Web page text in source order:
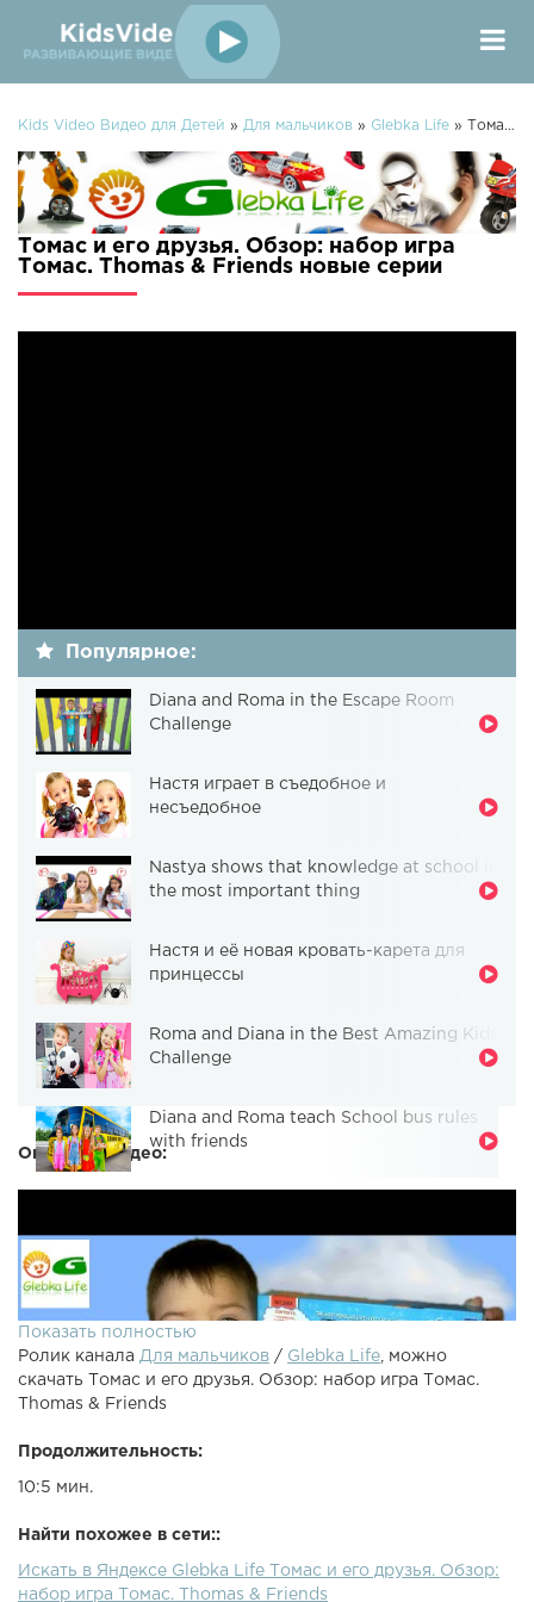
Kids Video Видео для Детей » Для мальчиков » Glebka Life » Томас и его друзья. Обзор: набор игра Томас. Thomas & Friends
Томас и его друзья. Обзор: набор игра
Томас. Thomas & Friends новые серии
Популярное:
Diana and Roma in the Escape Room
Challenge
Настя играет в съедобное и
несъедобное
Nastya shows that knowledge at school is
the most important thing
Настя и её новая кровать-карета для
принцессы
Roma and Diana in the Best Amazing Kids
Challenge
Diana and Roma teach School bus rules
with friends
Описание видео:
Томас и его друзья. Обзор: набор игра Томас.Открываем
Показать полностью
Ролик канала Для мальчиков / Glebka Life , можно
скачать Томас и его друзья. Обзор: набор игра Томас.
Thomas & Friends
Продолжительность:
10:5 мин.
Найти похожее в сети::
Искать в Яндексе Glebka Life Томас и его друзья. Обзор:
набор игра Томас. Thomas & Friends